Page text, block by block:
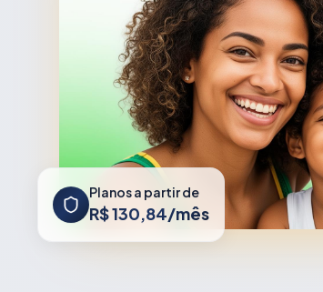
Planos a partir de
R$ 130,84/mês